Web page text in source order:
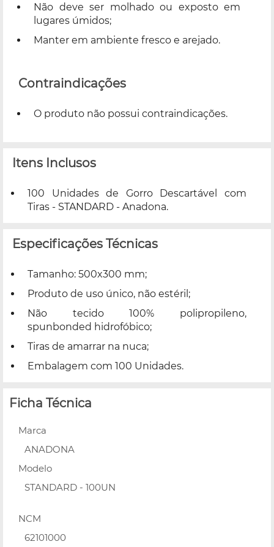
Não deve ser molhado ou exposto em
lugares úmidos;
Manter em ambiente fresco e arejado.
Contraindicações
O produto não possui contraindicações.
Itens Inclusos
100 Unidades de Gorro Descartável com
Tiras - STANDARD - Anadona.
Especificações Técnicas
Tamanho: 500x300 mm;
Produto de uso único, não estéril;
Não tecido 100% polipropileno,
spunbonded hidrofóbico;
Tiras de amarrar na nuca;
Embalagem com 100 Unidades.
Ficha Técnica
Marca
ANADONA
Modelo
STANDARD - 100UN
NCM
62101000